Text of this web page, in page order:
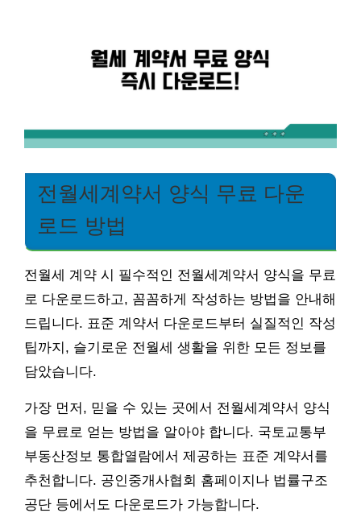
전월세계약서 양식 무료 다운
로드 방법
전월세 계약 시 필수적인 전월세계약서 양식을 무료
로 다운로드하고, 꼼꼼하게 작성하는 방법을 안내해
드립니다. 표준 계약서 다운로드부터 실질적인 작성
팁까지, 슬기로운 전월세 생활을 위한 모든 정보를
담았습니다.
가장 먼저, 믿을 수 있는 곳에서 전월세계약서 양식
을 무료로 얻는 방법을 알아야 합니다. 국토교통부
부동산정보 통합열람에서 제공하는 표준 계약서를
추천합니다. 공인중개사협회 홈페이지나 법률구조
공단 등에서도 다운로드가 가능합니다.